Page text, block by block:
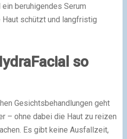
beruhigendes Serum
schützt und langfristig
so
Gesichtsbehandlungen geht
– ohne dabei die Haut zu reizen
Es gibt keine Ausfallzeit,